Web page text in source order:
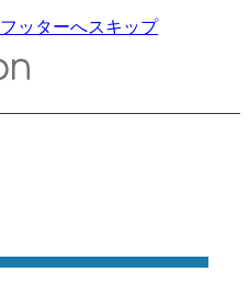
フッターへスキップ